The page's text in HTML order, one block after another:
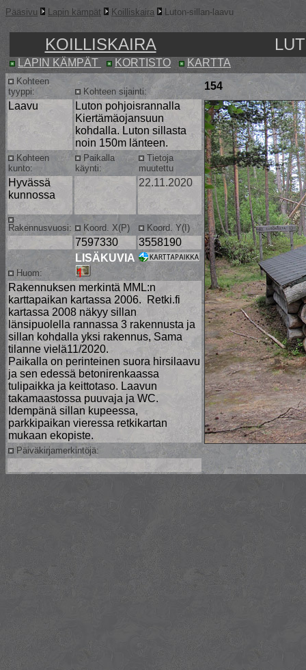
Pääsivu Lapin kämpät Koilliskaira Luton-sillan-laavu
KOILLISKAIRA
LAPIN KÄMPÄT KORTISTO KARTTA
Kohteen
tyyppi:
Kohteen sijainti:
154
Laavu
Luton pohjoisrannalla
Kiertämäojansuun
kohdalla. Luton sillasta
noin 150m länteen.
Kohteen
kunto:
Paikalla
käynti:
Tietoja
muutettu
Hyvässä
kunnossa
22.11.2020
Rakennusvuosi: Koord. X(P) Koord. Y(I)
7597330 3558190
Huom:
LISÄKUVIA
Rakennuksen merkintä MML:n
karttapaikan kartassa 2006. Retki.fi
kartassa 2008 näkyy sillan
länsipuolella rannassa 3 rakennusta ja
sillan kohdalla yksi rakennus, Sama
tilanne vielä11/2020.
Paikalla on perinteinen suora hirsilaavu
ja sen edessä betonirenkaassa
tulipaikka ja keittotaso. Laavun
takamaastossa puuvaja ja WC.
Idempänä sillan kupeessa,
parkkipaikan vieressa retkikartan
mukaan ekopiste.
Päiväkirjamerkintöjä: